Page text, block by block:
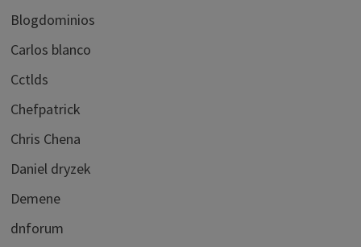
Blogdominios
Carlos blanco
Cctlds
Chefpatrick
Chris Chena
Daniel dryzek
Demene
dnforum